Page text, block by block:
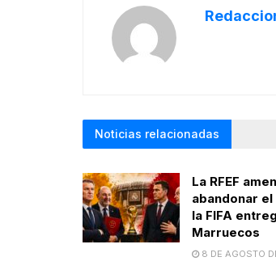
Noticias relacionadas
La RFEF
abandonar
la FIFA
Marruecos
8 DE AGOSTO